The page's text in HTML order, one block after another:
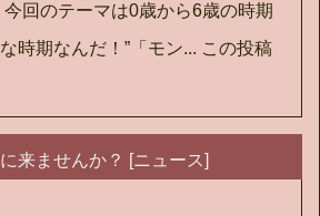
回のテーマは0歳から6歳の時期
時期なんだ！”「モン... この投稿
来ませんか？ [ニュース]